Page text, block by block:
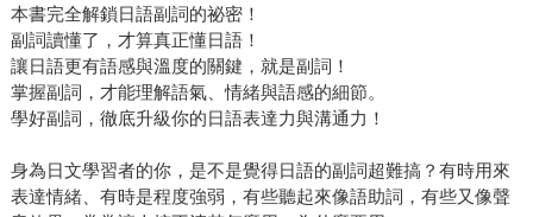
本書完全解鎖日語副詞的祕密！
副詞讀懂了，才算真正懂日語！
讓日語更有語感與溫度的關鍵，就是副詞！
掌握副詞，才能理解語氣、情緒與語感的細節。
學好副詞，徹底升級你的日語表達力與溝通力！
身為日文學習者的你，是不是覺得日語的副詞超難搞？有時用來
表達情緒、有時是程度強弱，有些聽起來像語助詞，有些又像聲